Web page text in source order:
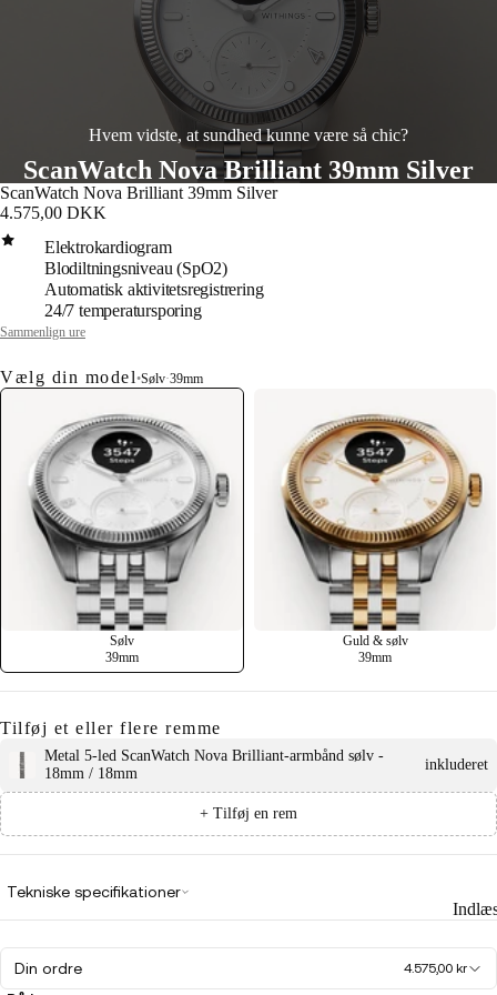
Hvem vidste, at sundhed kunne være så chic?
ScanWatch Nova Brilliant 39mm Silver
ScanWatch Nova Brilliant 39mm Silver
4.575,00 DKK
Elektrokardiogram
Blodiltningsniveau (SpO2)
Automatisk aktivitetsregistrering
24/7 temperatursporing
Sammenlign ure
Vælg din model•Sølv·39mm
Sølv
39mm
Guld & sølv
39mm
Tilføj et eller flere remme
Metal 5-led ScanWatch Nova Brilliant-armbånd sølv -
18mm / 18mm
inkluderet
+ Tilføj en rem
Tekniske specifikationer
Din ordre 4.575,00 kr